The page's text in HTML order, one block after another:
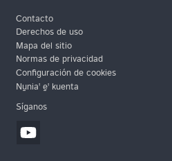
Footer
Contacto
Derechos de uso
Mapa del sitio
Normas de privacidad
Configuración de cookies
Nu̱niaꞌ e̱ꞌ kuenta
Síganos